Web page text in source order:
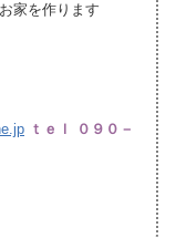
家を作ります
ｔｅｌ ０９０－